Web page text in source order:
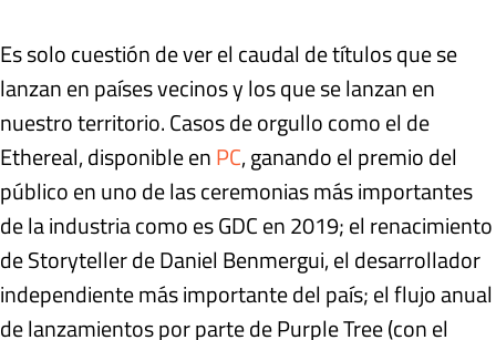
Es solo cuestión de ver el caudal de títulos que se
lanzan en países vecinos y los que se lanzan en
nuestro territorio. Casos de orgullo como el de
Ethereal, disponible enPC, ganando el premio del
público en uno de las ceremonias más importantes
de la industria como es GDC en 2019; el renacimiento
de Storyteller de Daniel Benmergui, el desarrollador
independiente más importante del país; el flujo anual
de lanzamientos por parte de Purple Tree (con el